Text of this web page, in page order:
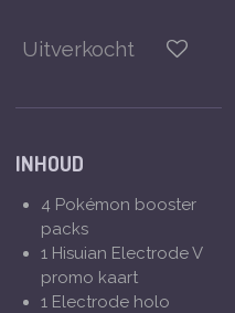
Uitverkocht
INHOUD
4 Pokémon booster
packs
1 Hisuian Electrode V
promo kaart
1 Electrode holo